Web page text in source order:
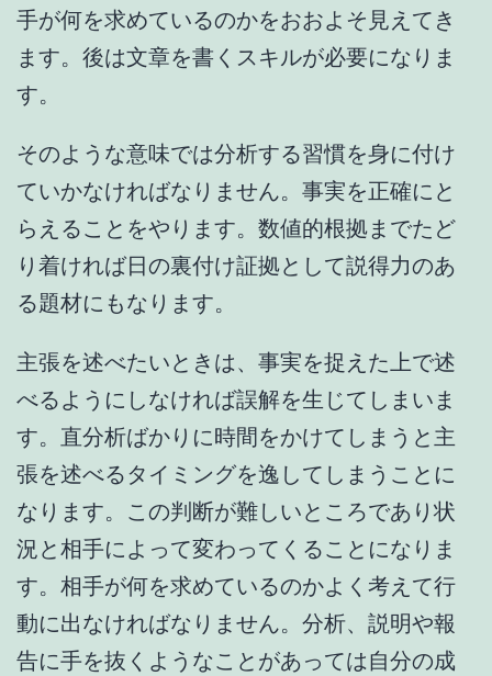
手が何を求めているのかをおおよそ見えてき
ます。後は文章を書くスキルが必要になりま
す。
そのような意味では分析する習慣を身に付け
ていかなければなりません。事実を正確にと
らえることをやります。数値的根拠までたど
り着ければ日の裏付け証拠として説得力のあ
る題材にもなります。
主張を述べたいときは、事実を捉えた上で述
べるようにしなければ誤解を生じてしまいま
す。直分析ばかりに時間をかけてしまうと主
張を述べるタイミングを逸してしまうことに
なります。この判断が難しいところであり状
況と相手によって変わってくることになりま
す。相手が何を求めているのかよく考えて行
動に出なければなりません。分析、説明や報
告に手を抜くようなことがあっては自分の成